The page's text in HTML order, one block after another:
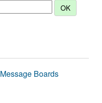
Message Boards